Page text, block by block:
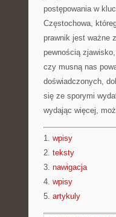
postępowania w
Częstochowa,
prawnik jest ważne
pewnością
czy musną nas
doświadczonych,
się ze sporymi
wydając więcej,
1. wpisy
2. teksty
3. nawigacja
4. wpisy
5. artykuly